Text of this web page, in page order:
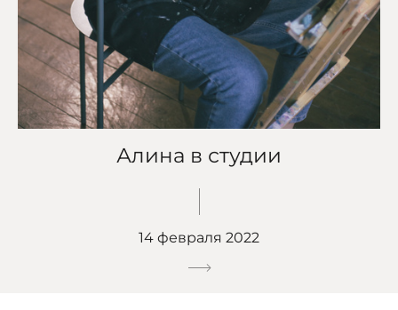
Алина в студии
14 февраля 2022